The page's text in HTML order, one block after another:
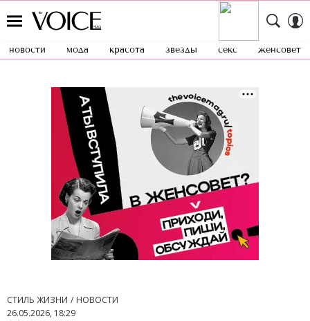
новости мода красота звезды секс женсовет
СТИЛЬ ЖИЗНИ
НОВОСТИ
26.05.2026, 18:29